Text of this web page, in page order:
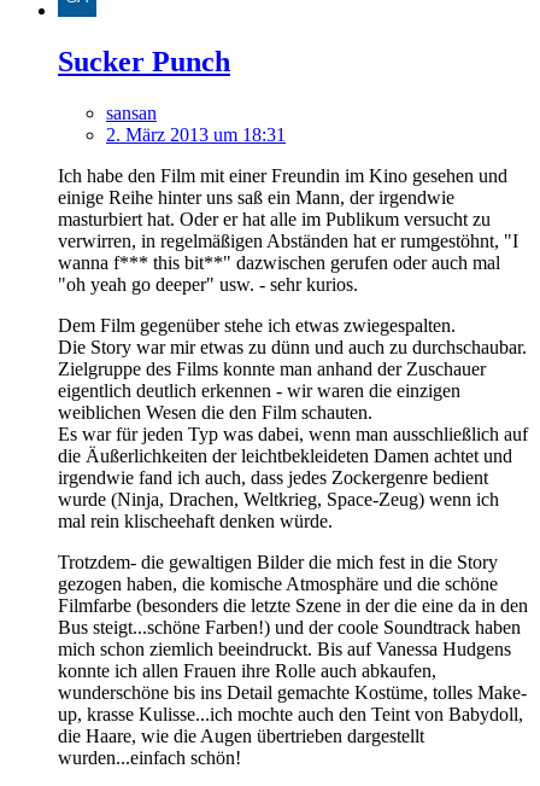
Sucker Punch
sansan
2. März 2013 um 18:31
Ich habe den Film mit einer Freundin im Kino gesehen und
einige Reihe hinter uns saß ein Mann, der irgendwie
masturbiert hat. Oder er hat alle im Publikum versucht zu
verwirren, in regelmäßigen Abständen hat er rumgestöhnt, "I
wanna f*** this bit**" dazwischen gerufen oder auch mal
"oh yeah go deeper" usw. - sehr kurios.
Dem Film gegenüber stehe ich etwas zwiegespalten.
Die Story war mir etwas zu dünn und auch zu durchschaubar.
Zielgruppe des Films konnte man anhand der Zuschauer
eigentlich deutlich erkennen - wir waren die einzigen
weiblichen Wesen die den Film schauten.
Es war für jeden Typ was dabei, wenn man ausschließlich auf
die Äußerlichkeiten der leichtbekleideten Damen achtet und
irgendwie fand ich auch, dass jedes Zockergenre bedient
wurde (Ninja, Drachen, Weltkrieg, Space-Zeug) wenn ich
mal rein klischeehaft denken würde.
Trotzdem- die gewaltigen Bilder die mich fest in die Story
gezogen haben, die komische Atmosphäre und die schöne
Filmfarbe (besonders die letzte Szene in der die eine da in den
Bus steigt...schöne Farben!) und der coole Soundtrack haben
mich schon ziemlich beeindruckt. Bis auf Vanessa Hudgens
konnte ich allen Frauen ihre Rolle auch abkaufen,
wunderschöne bis ins Detail gemachte Kostüme, tolles Make-
up, krasse Kulisse...ich mochte auch den Teint von Babydoll,
die Haare, wie die Augen übertrieben dargestellt
wurden...einfach schön!